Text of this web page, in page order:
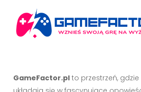
GameFactor.plto przestrzeń, gdzie